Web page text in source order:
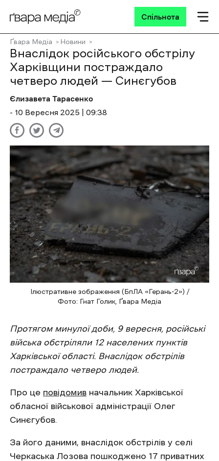
Спільнота
Ґвара Медіа Новини
Внаслідок російського обстрілу
Харківщини постраждало
четверо людей — Синєгубов
Єлизавета Тарасенко
- 10 Вересня 2025 | 09:38
Ілюстративне зображення (БпЛА «Герань-2») /
Фото: Гнат Голик, Ґвара Медіа
Протягом минулої доби, 9 вересня, російські
війська обстріляли 12 населених пунктів
Харківської області. Внаслідок обстрілів
постраждало четверо людей.
Про це повідомив начальник Харківської
обласної військової адміністрації Олег
Синєгубов.
За його даними, внаслідок обстрілів у селі
Черкаська Лозова пошкоджено 17 приватних